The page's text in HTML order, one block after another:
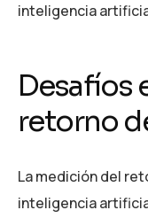
inteligencia
Desafíos
retorno
La medición del
inteligencia